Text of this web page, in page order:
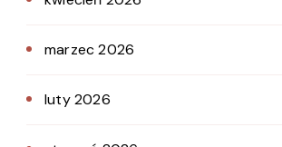
marzec 2026
luty 2026